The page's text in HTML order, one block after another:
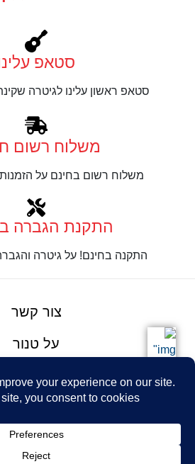
סטאפ
סטאפ ראשון עלינו לגיטרה
משלוח רשום
משלוח רשום בחינם על הזמנות מעל
התקנת הגברה
התקנה בחינם! על גיטרה
צור קשר
על טנור
תנאים
Tenor Music
Ltd